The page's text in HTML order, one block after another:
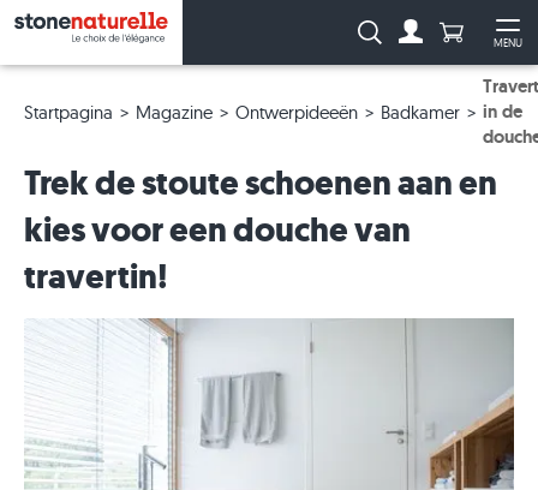
MENU
Zoeken: Aantal
Startpagina Magazine Ontwerpideeën Badkamer
in de
Trek de stoute schoenen aan en
kies voor een douche van
travertin!